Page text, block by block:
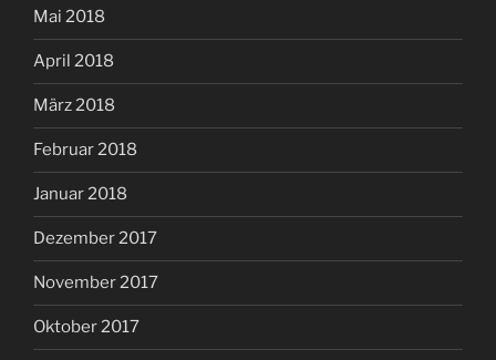
Mai 2018
April 2018
März 2018
Februar 2018
Januar 2018
Dezember 2017
November 2017
Oktober 2017